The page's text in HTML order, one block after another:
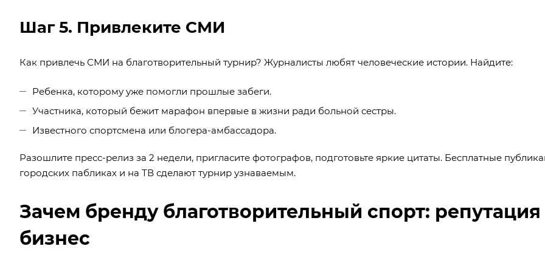
Шаг 5. Привлеките СМИ
Как привлечь СМИ на благотворительный турнир? Журналисты любят человеческие истории. Найдите:
Ребенка, которому уже помогли прошлые забеги.
Участника, который бежит марафон впервые в жизни ради больной сестры.
Известного спортсмена или блогера-амбассадора.
Разошлите пресс-релиз за 2 недели, пригласите фотографов, подготовьте яркие цитаты. Бесплатные
городских пабликах и на ТВ сделают турнир узнаваемым.
Зачем бренду благотворительный спорт: репутация
бизнес